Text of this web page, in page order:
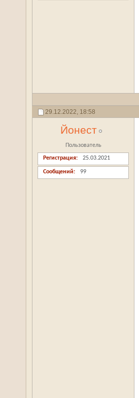
29.12.2022, 18:58
Йонест
Пользователь
Регистрация 25.03.2021
Сообщений 99